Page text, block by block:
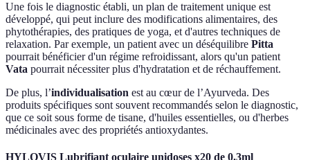
Une fois le diagnostic établi, un plan de traitement unique est
développé, qui peut inclure des modifications alimentaires, des
phytothérapies, des pratiques de yoga, et d'autres techniques de
relaxation. Par exemple, un patient avec un déséquilibre Pitta
pourrait bénéficier d'un régime refroidissant, alors qu'un patient
Vata pourrait nécessiter plus d'hydratation et de réchauffement.
De plus, l’individualisation est au cœur de l’Ayurveda. Des
produits spécifiques sont souvent recommandés selon le diagnostic,
que ce soit sous forme de tisane, d'huiles essentielles, ou d'herbes
médicinales avec des propriétés antioxydantes.
HYLOVIS Lubrifiant oculaire unidoses x20 de 0.3ml